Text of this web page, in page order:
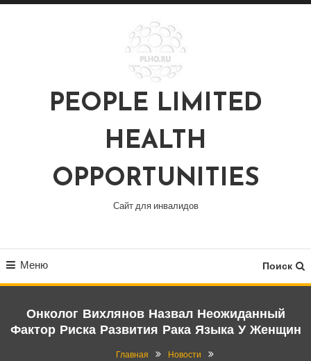
Перейти
PEOPLE LIMITED
HEALTH
OPPORTUNITIES
Сайт для инвалидов
Меню Поиск
Онколог Вихлянов Назвал Неожиданный
Фактор Риска Развития Рака Языка У Женщин
Главная
Новости